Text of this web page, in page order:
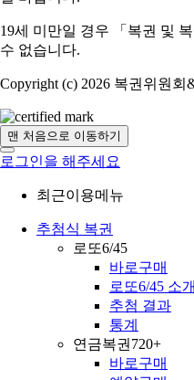
19세 미만일 경우 「복권 및
수 없습니다.
Copyright (c) 2026 복권위원회
맨 처음으로 이동하기
로그인을 해주세요
최근이용메뉴
추첨식 복권
로또6/45
바로구매
로또6/45 소개
추첨 결과
통계
연금복권720+
바로구매